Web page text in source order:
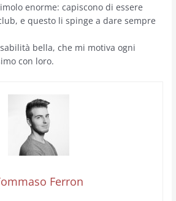
enorme: capiscono di essere
e questo li spinge a dare sempre
bella, che mi motiva ogni
con loro.
Ferron